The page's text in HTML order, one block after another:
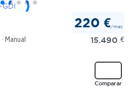
Manual
220 €/mes
15.490 €
Comparar